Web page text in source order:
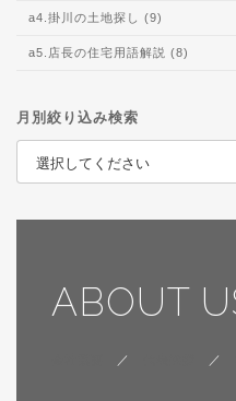
a4.掛川の土地探し (9)
a5.店長の住宅用語解説 (8)
月別絞り込み検索
ABOUT
／ ／